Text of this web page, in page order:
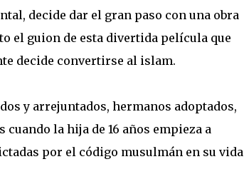
decide dar el gran paso con una obra
el guion de esta divertida película que
decide convertirse al islam.
y arrejuntados, hermanos adoptados,
la hija de 16 años empieza a
por el código musulmán en su vida